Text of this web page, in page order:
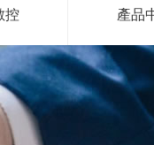
控 產品